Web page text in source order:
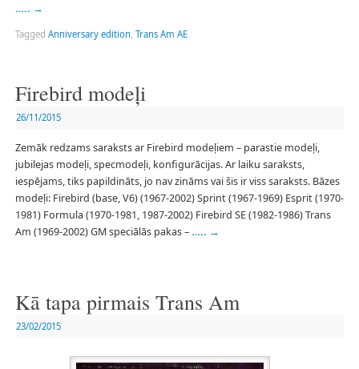
….. →
Tagged Anniversary edition, Trans Am AE
Firebird modeļi
26/11/2015
Zemāk redzams saraksts ar Firebird modeļiem – parastie modeļi,
jubilejas modeļi, specmodeļi, konfigurācijas. Ar laiku saraksts,
iespējams, tiks papildināts, jo nav zināms vai šis ir viss saraksts. Bāzes
modeļi: Firebird (base, V6) (1967-2002) Sprint (1967-1969) Esprit (1970-
1981) Formula (1970-1981, 1987-2002) Firebird SE (1982-1986) Trans
Am (1969-2002) GM speciālās pakas –….. →
Kā tapa pirmais Trans Am
23/02/2015